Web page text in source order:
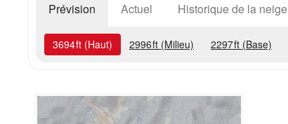
Prévision Actuel Historique de la neige
3694ft (Haut) 2996ft (Milieu) 2297ft (Base)